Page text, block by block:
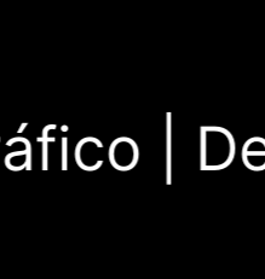
|